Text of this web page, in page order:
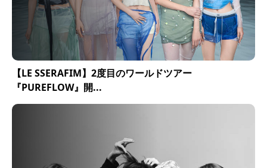
【LE SSERAFIM】2度目のワールドツアー
『PUREFLOW』開...